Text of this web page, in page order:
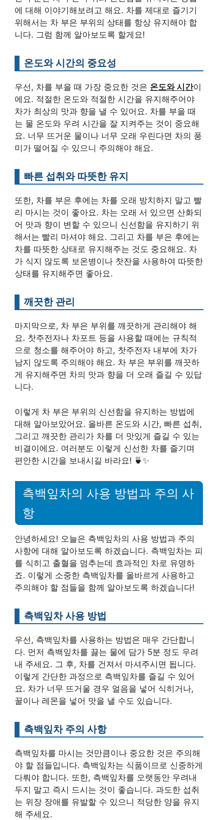
에 대해 이야기해보려고 해요. 차를 제대로 즐기기
위해서는 차 부은 부위의 상태를 항상 유지해야 합
니다. 그럼 함께 알아보도록 할게요!
온도와 시간의 중요성
우선, 차를 부을 때 가장 중요한 것은 온도와 시간이
에요. 적절한 온도와 적절한 시간을 유지해주어야
차가 최상의 맛과 향을 낼 수 있어요. 차를 부을 때
는 물 온도와 우려 시간을 잘 지켜주는 것이 중요해
요. 너무 뜨거운 물이나 너무 오래 우린다면 차의 풍
미가 떨어질 수 있으니 주의해야 해요.
빠른 섭취와 따뜻한 유지
또한, 차를 부은 후에는 차를 오래 방치하지 말고 빨
리 마시는 것이 좋아요. 차는 오래 서 있으면 산화되
어 맛과 향이 변할 수 있으니 신선함을 유지하기 위
해서는 빨리 마셔야 해요. 그리고 차를 부은 후에는
차를 따뜻한 상태로 유지해주는 것도 중요해요. 차
가 식지 않도록 보온병이나 찻잔을 사용하여 따뜻한
상태를 유지해주면 좋아요.
깨끗한 관리
마지막으로, 차 부은 부위를 깨끗하게 관리해야 해
요. 찻주전자나 차포트 등을 사용할 때에는 규칙적
으로 청소를 해주어야 하고, 찻주전자 내부에 차가
남지 않도록 주의해야 해요. 차 부은 부위를 깨끗하
게 유지해주면 차의 맛과 향을 더 오래 즐길 수 있답
니다.
이렇게 차 부은 부위의 신선함을 유지하는 방법에
대해 알아보았어요. 올바른 온도와 시간, 빠른 섭취,
그리고 깨끗한 관리가 차를 더 맛있게 즐길 수 있는
비결이에요. 여러분도 이렇게 신선한 차를 즐기며
편안한 시간을 보내시길 바라요! 🍵✨
측백잎차의 사용 방법과 주의 사
항
안녕하세요! 오늘은 측백잎차의 사용 방법과 주의
사항에 대해 알아보도록 하겠습니다. 측백잎차는 피
를 식히고 출혈을 멈추는데 효과적인 차로 유명하
죠. 이렇게 소중한 측백잎차를 올바르게 사용하고
주의해야 할 점들을 함께 알아보도록 하겠습니다!
측백잎차 사용 방법
우선, 측백잎차를 사용하는 방법은 매우 간단합니
다. 먼저 측백잎차를 끓는 물에 담가 5분 정도 우려
내 주세요. 그 후, 차를 건져서 마셔주시면 됩니다.
이렇게 간단한 과정으로 측백잎차를 즐길 수 있어
요. 차가 너무 뜨거울 경우 얼음을 넣어 식히거나,
꿀이나 레몬을 넣어 맛을 낼 수도 있습니다.
측백잎차 주의 사항
측백잎차를 마시는 것만큼이나 중요한 것은 주의해
야 할 점들입니다. 측백잎차는 식품이므로 신중하게
다뤄야 합니다. 또한, 측백잎차를 오랫동안 우려내
두지 말고 즉시 드시는 것이 좋습니다. 과도한 섭취
는 위장 장애를 유발할 수 있으니 적당한 양을 유지
해 주세요.